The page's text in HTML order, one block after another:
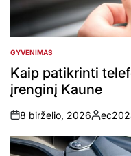
POSTED
IN
GYVENIMAS
Kaip patikrinti
įrenginį Kaune
on
8 birželio, 2026
Posted
by